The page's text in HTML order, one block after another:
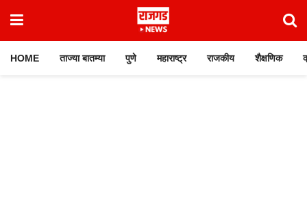
HOME ताज्या बातम्या पुणे महाराष्ट्र राजकीय शैक्षणिक